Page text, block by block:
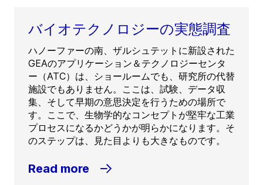
バイオテクノロジーの実態調査
ハノーファーの南、ザルシュテットに新設された
GEAのアプリケーション＆テクノロジーセンタ
ー（ATC）は、ショールームでも、研究所の代替
施設でもありません。ここは、試験、データ収
集、そして早期の意思決定を行うための場所で
す。ここで、生物学的なコンセプトが堅牢な工業
プロセスになるかどうかが明らかになります。そ
のステップは、見た目よりも大きなものです。
Read more